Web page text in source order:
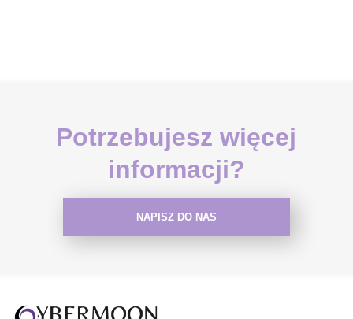
Potrzebujesz więcej
informacji?
NAPISZ DO NAS